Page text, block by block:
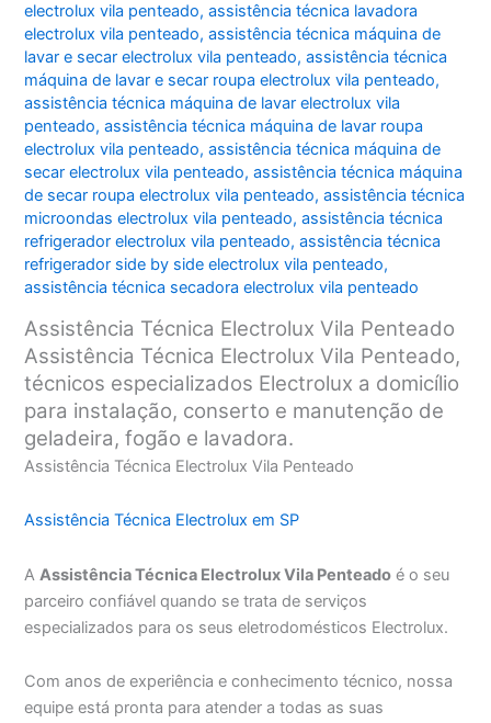
electrolux vila penteado,assistência técnica lavadora
electrolux vila penteado,assistência técnica máquina de
lavar e secar electrolux vila penteado,assistência técnica
máquina de lavar e secar roupa electrolux vila penteado,
assistência técnica máquina de lavar electrolux vila
penteado,assistência técnica máquina de lavar roupa
electrolux vila penteado,assistência técnica máquina de
secar electrolux vila penteado,assistência técnica máquina
de secar roupa electrolux vila penteado,assistência técnica
microondas electrolux vila penteado,assistência técnica
refrigerador electrolux vila penteado,assistência técnica
refrigerador side by side electrolux vila penteado,
assistência técnica secadora electrolux vila penteado
Assistência Técnica Electrolux Vila Penteado
Assistência Técnica Electrolux Vila Penteado,
técnicos especializados Electrolux a domicílio
para instalação, conserto e manutenção de
geladeira, fogão e lavadora.
Assistência Técnica Electrolux Vila Penteado
Assistência Técnica Electrolux em SP
AAssistência Técnica Electrolux Vila Penteado é o seu
parceiro confiável quando se trata de serviços
especializados para os seus eletrodomésticos Electrolux.
Com anos de experiência e conhecimento técnico, nossa
equipe está pronta para atender a todas as suas